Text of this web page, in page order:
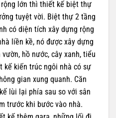
lớn thì thiết kế biệt thự
tuyệt vời. Biệt thự 2 tầng
có diện tích xây dựng rộng
liền kề, nó được xây dựng
hồ nước, cây xanh, tiểu
kế kiến trúc ngôi nhà có sự
gian xung quanh. Căn
lùi lại phía sau so với sân
trước khi bước vào nhà.